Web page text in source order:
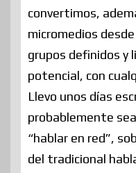
convertimos,
micromedios
grupos definidos y
potencial, con
Llevo unos días
probablemente
“hablar en red”,
del tradicional